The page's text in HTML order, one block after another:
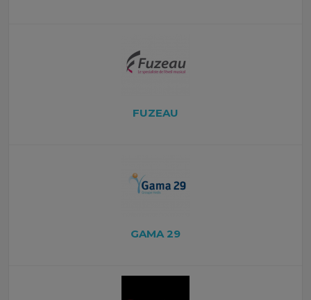
FUZEAU
GAMA 29